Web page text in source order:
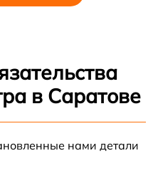
в Саратове
нами детали